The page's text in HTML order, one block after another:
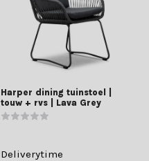
Harper dining tuinstoel |
touw + rvs | Lava Grey
Deliverytime